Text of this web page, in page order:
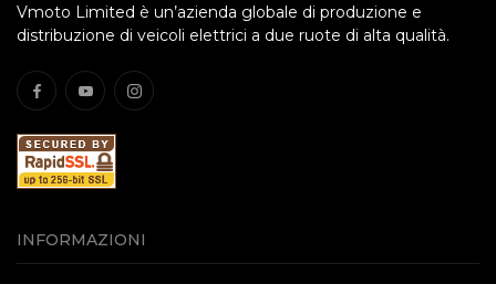
Vmoto Limited è un’azienda globale di produzione e
distribuzione di veicoli elettrici a due ruote di alta qualità.
INFORMAZIONI